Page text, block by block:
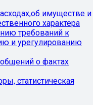
имуществе и
характера
требований к
и урегулированию
о фактах
статистическая